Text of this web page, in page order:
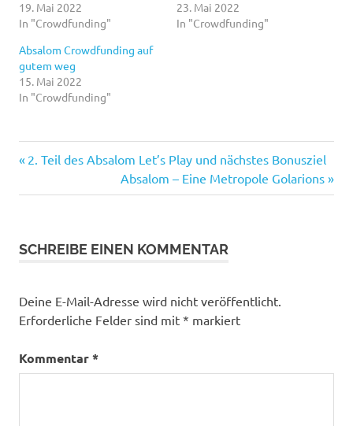
19. Mai 2022
In "Crowdfunding"
23. Mai 2022
In "Crowdfunding"
Absalom Crowdfunding auf
gutem weg
15. Mai 2022
In "Crowdfunding"
Beitragsnavigation
Vorheriger
2. Teil des Absalom Let’s Play und nächstes Bonusziel
Nächster
Beitrag:
Absalom – Eine Metropole Golarions
SCHREIBE EINEN KOMMENTAR
Deine E-Mail-Adresse wird nicht veröffentlicht.
Erforderliche Felder sind mit * markiert
Kommentar*